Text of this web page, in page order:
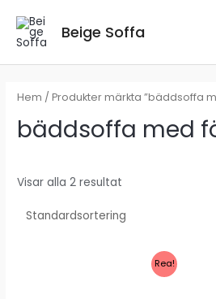
innehåll
Beige Soffa
Hem / Produkter märkta ”bäddsoffa
bäddsoffa med
Visar alla 2 resultat
Rea!